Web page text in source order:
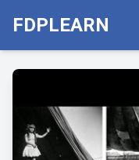
FDPLEARN